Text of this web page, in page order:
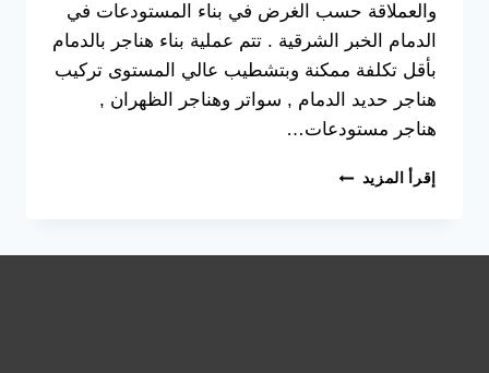
والعملاقة حسب الغرض في بناء المستودعات في
الدمام الخبر الشرقية . تتم عملية بناء هناجر بالدمام
بأقل تكلفة ممكنة وبتشطيب عالي المستوى تركيب
هناجر حديد الدمام , سواتر وهناجر الظهران ,
هناجر مستودعات…
إقرأ المزيد
بناء